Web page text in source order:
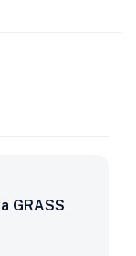
GRASS